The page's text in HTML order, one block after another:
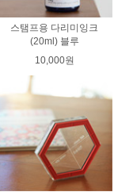
스탬프용 다리미잉크
(20ml) 블루
10,000원